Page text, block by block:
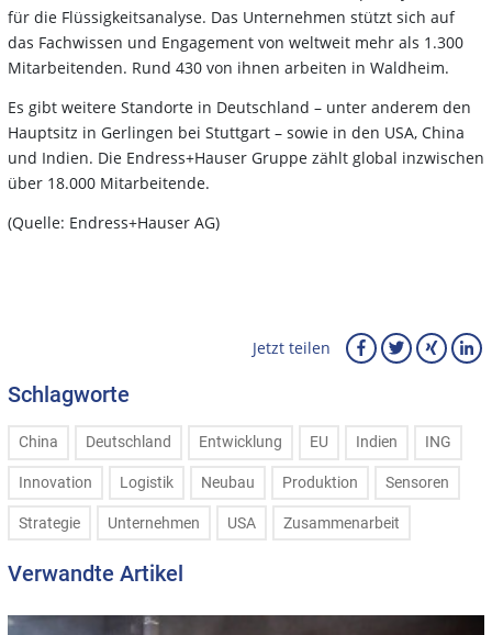
für die Flüssigkeitsanalyse. Das Unternehmen stützt sich auf
das Fachwissen und Engagement von weltweit mehr als 1.300
Mitarbeitenden. Rund 430 von ihnen arbeiten in Waldheim.
Es gibt weitere Standorte in Deutschland – unter anderem den
Hauptsitz in Gerlingen bei Stuttgart – sowie in den USA, China
und Indien. Die Endress+Hauser Gruppe zählt global inzwischen
über 18.000 Mitarbeitende.
(Quelle: Endress+Hauser AG)
Jetzt teilen
Schlagworte
China Deutschland Entwicklung EU Indien ING
Innovation Logistik Neubau Produktion Sensoren
Strategie Unternehmen USA Zusammenarbeit
Verwandte Artikel